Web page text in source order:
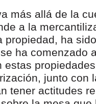
más allá de la
a la
propiedad, ha
ha comenzado
estas
junto con
tener actitudes